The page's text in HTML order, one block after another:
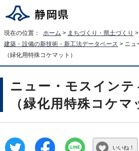
現在の位置： ホーム > まちづくり・県土づくり >
建築・設備の新技術・新工法データベース > ニュ
（緑化用特殊コケマット）
ニュー・モスインテ
（緑化用特殊コケマ
いいね！